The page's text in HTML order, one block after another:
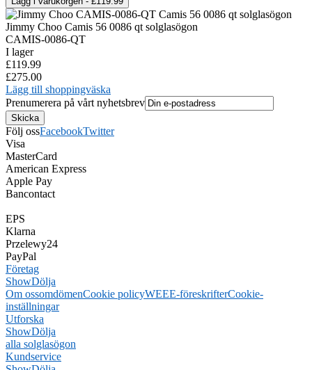
Jimmy Choo Camis 56 0086 qt solglasögon
CAMIS-0086-QT
I lager
£119.99
£275.00
Lägg till shoppingväska
Prenumerera på vårt nyhetsbrev
Följ ossFacebookTwitter
Visa
MasterCard
American Express
Apple Pay
Bancontact
EPS
Klarna
Przelewy24
PayPal
Företag
ShowDölja
Om ossomdömenCookie policyWEEE-föreskrifterCookie-
inställningar
Utforska
ShowDölja
alla solglasögon
Kundservice